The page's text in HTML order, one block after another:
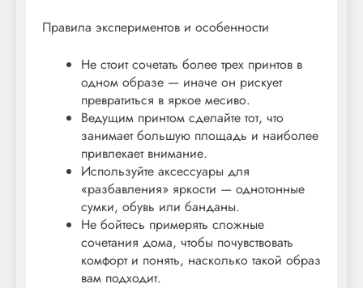
Правила экспериментов и особенности
Не стоит сочетать более трех принтов в
одном образе — иначе он рискует
превратиться в яркое месиво.
Ведущим принтом сделайте тот, что
занимает большую площадь и наиболее
привлекает внимание.
Используйте аксессуары для
«разбавления» яркости — однотонные
сумки, обувь или банданы.
Не бойтесь примерять сложные
сочетания дома, чтобы почувствовать
комфорт и понять, насколько такой образ
вам подходит.